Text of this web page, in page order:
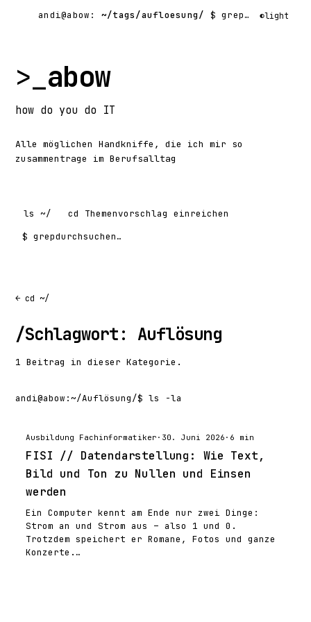
andi@abow: ~/tags/aufloesung/ $ grep -rl ◐light
>_abow
how do you do IT
Alle möglichen Handkniffe, die ich mir so
zusammentrage im Berufsalltag
ls ~/ cd
Themenvorschlag einreichen
$ grep
Suchen nach:
← cd ~/
/Schlagwort: Auflösung
1 Beitrag in dieser Kategorie.
andi@abow :~/Auflösung/$ ls -la
Ausbildung Fachinformatiker · 30. Juni 2026 · 6 min
FISI // Datendarstellung: Wie Text,
Bild und Ton zu Nullen und Einsen
werden
Ein Computer kennt am Ende nur zwei Dinge:
Strom an und Strom aus – also 1 und 0.
Trotzdem speichert er Romane, Fotos und ganze
Konzerte.…